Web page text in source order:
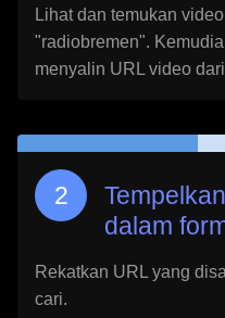
Lihat dan temukan
"radiobremen".
menyalin URL video
dalam
Rekatkan URL yang
cari.